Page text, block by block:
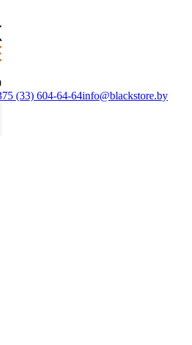
(33) 604-64-64info@blackstore.by